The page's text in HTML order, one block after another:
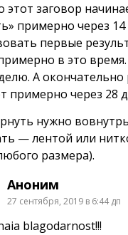
этот заговор
примерно через 14
первые
в это
А окончательно
примерно через 28
нужно
— лентой или
размера).
Аноним
27 сентября, 2019 в 6:44 дп
blagodarnost!!!